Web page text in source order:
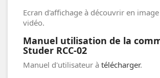
Ecran d'affichage à découvrir en
vidéo.
Manuel utilisation de la
Studer RCC-02
Manuel d'utilisateur à télécharger.